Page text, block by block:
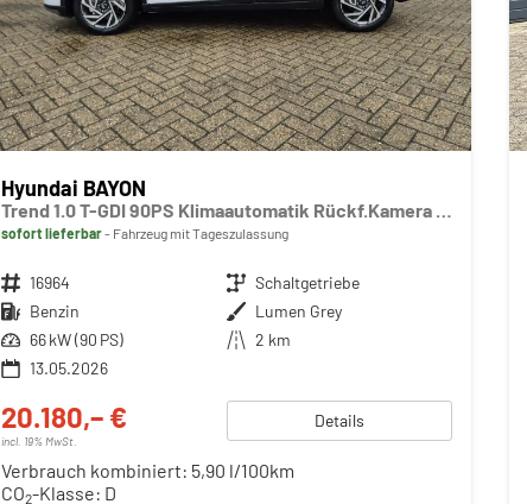
Hyundai BAYON
Trend 1.0 T-GDI 90PS Klimaautomatik Rückf.Kamera Parksensoren Sitzheizung Lenkradheizung Bluetooth Touchscreen Tempomat Apple CarPlay + Android Auto 16"LM
sofort lieferbar Fahrzeug mit Tageszulassung
Fahrzeugnr. 16964 Getriebe Schaltgetriebe
Kraftstoff Benzin Außenfarbe Lumen Grey
Leistung 66 kW (90 PS) Kilometerstand 2 km
13.05.2026
20.180,– €
incl. 19% MwSt.
Details
Verbrauch kombiniert: 5,90 l/100km
CO2-Klasse: D